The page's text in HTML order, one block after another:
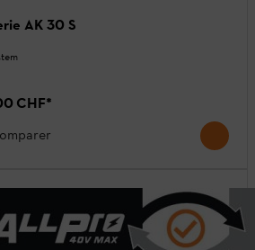
AK 30 S
CHF*